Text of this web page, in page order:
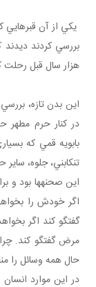
يکي از آن
بررسي کردند
هزار سال قبل رحلت
اين بدن تازه،
در کنار حرم مطهر
بابويه قمي که
تنکابني، جلوه،
اين صحنه ها بود
اگر خودش را
گفتگو کند اگر
مرض گفتگو کند.
حال همه وسائل را
در اين موارد